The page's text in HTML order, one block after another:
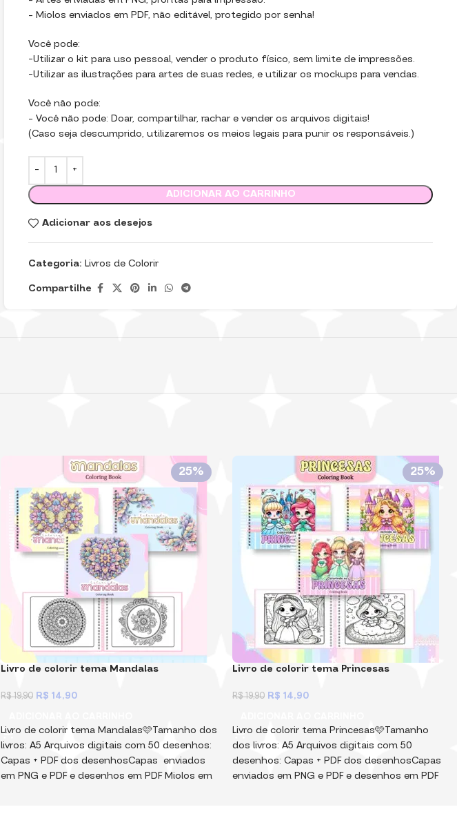
– Miolos enviados em PDF, não editável, protegido por senha!
Você pode:
-Utilizar o kit para uso pessoal, vender o produto físico, sem limite de impressões.
-Utilizar as ilustrações para artes de suas redes, e utilizar os mockups para vendas.
Você não pode:
– Você não pode: Doar, compartilhar, rachar e vender os arquivos digitais!
(Caso seja descumprido, utilizaremos os meios legais para punir os responsáveis.)
ADICIONAR AO CARRINHO
Adicionar aos desejos
Categoria: Livros de Colorir
Compartilhe
25%
Livro de colorir tema Mandalas
R$19,90 R$ 14,90
Livro de colorir tema Mandalas🩷Tamanho dos
livros: A5 Arquivos digitais com 50 desenhos:
Capas + PDF dos desenhosCapas enviados
em PNG e PDF e desenhos em PDF Miolos em
25%
Livro de colorir tema Princesas
R$19,90 R$ 14,90
Livro de colorir tema Princesas🩷Tamanho
dos livros: A5 Arquivos digitais com 50
desenhos: Capas + PDF dos desenhosCapas
enviados em PNG e PDF e desenhos em PDF